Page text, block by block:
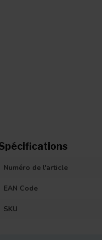
Numéro de l'article
EAN Code
SKU